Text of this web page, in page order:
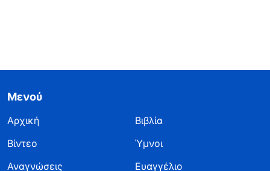
Μενού
Αρχική
Βιβλία
Βίντεο
Ύμνοι
Αναγνώσεις
Ευαγγέλιο